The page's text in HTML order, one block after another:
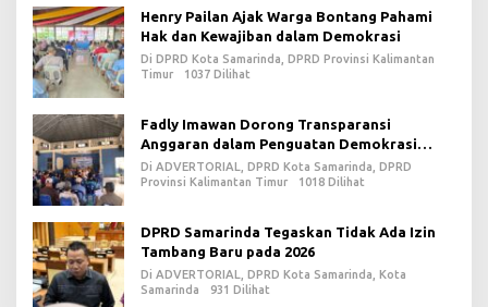
Henry Pailan Ajak Warga Bontang Pahami
Hak dan Kewajiban dalam Demokrasi
Di DPRD Kota Samarinda, DPRD Provinsi Kalimantan
Timur
1037 Dilihat
Fadly Imawan Dorong Transparansi
Anggaran dalam Penguatan Demokrasi
Daerah di PPU
Di ADVERTORIAL, DPRD Kota Samarinda, DPRD
Provinsi Kalimantan Timur
1018 Dilihat
DPRD Samarinda Tegaskan Tidak Ada Izin
Tambang Baru pada 2026
Di ADVERTORIAL, DPRD Kota Samarinda, Kota
Samarinda
931 Dilihat